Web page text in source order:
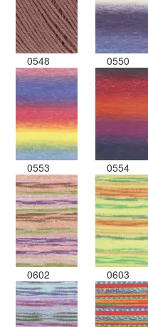
0548 0550
0553 0554
0602 0603